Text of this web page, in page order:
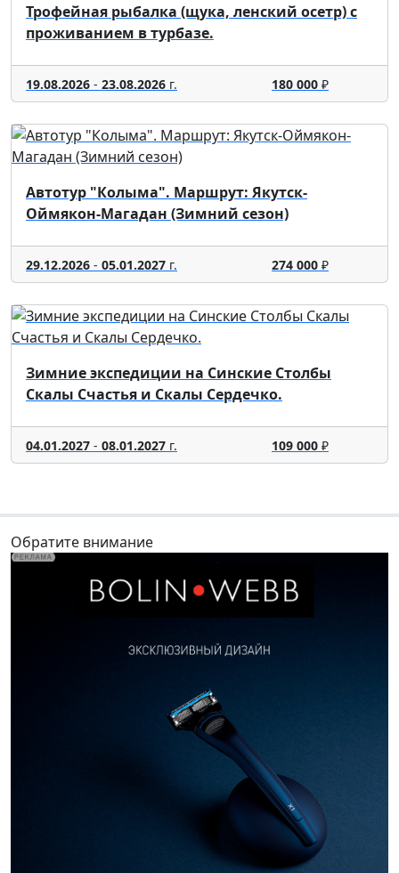
Трофейная рыбалка (щука, ленский осетр) с
проживанием в турбазе.
19.08.2026 - 23.08.2026 г. 180 000₽
Автотур "Колыма". Маршрут: Якутск-
Оймякон-Магадан (Зимний сезон)
29.12.2026 - 05.01.2027 г. 274 000₽
Зимние экспедиции на Синские Столбы
Скалы Счастья и Скалы Сердечко.
04.01.2027 - 08.01.2027 г. 109 000₽
Обратите внимание